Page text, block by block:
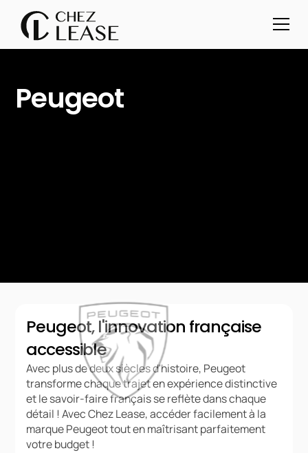
Peugeot
Peugeot, l'innovation française
accessible
Avec plus de deux siècles d'histoire, Peugeot
transforme chaque trajet en expérience distinctive
et le savoir-faire français se reflète dans chaque
détail ! Avec Chez Lease, accéder facilement à la
marque Peugeot tout en maîtrisant parfaitement
votre budget !